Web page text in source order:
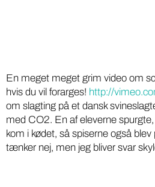
En meget meget grim video om
hvis du vil forarges! http://
om slagting på et dansk
med CO2. En af eleverne
kom i kødet, så spiserne også
tænker nej, men jeg bliver svar